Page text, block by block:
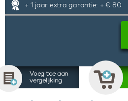
+ 1 jaar extra garantie: + € 80
Voeg toe aan
vergelijking